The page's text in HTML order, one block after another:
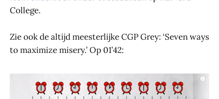
College.
Zie ook de altijd meesterlijke CGP Grey: ‘Seven ways
to maximize misery.’ Op 01’42: